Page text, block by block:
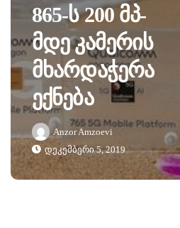
865-Ს 200 Მპ-
Მდე Კამერის
Მხარდაჭერა
Ექნება
Anzor Amzoevi
Დეკემბერი 5, 2019